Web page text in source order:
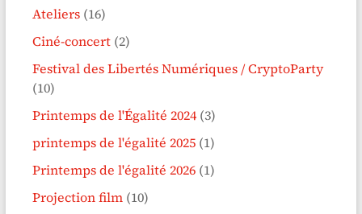
Ateliers(16)
Ciné-concert(2)
Festival des Libertés Numériques / CryptoParty
(10)
Printemps de l'Égalité 2024(3)
printemps de l'égalité 2025(1)
Printemps de l'égalité 2026(1)
Projection film(10)